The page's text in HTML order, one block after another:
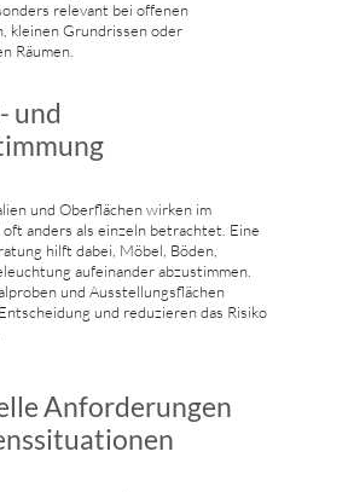
relevant bei offenen
kleinen Grundrissen oder
Räumen.
und
und Oberflächen wirken im
oft anders als einzeln betrachtet. Eine
hilft dabei, Möbel, Böden,
aufeinander abzustimmen.
und Ausstellungsflächen
und reduzieren das Risiko
Anforderungen